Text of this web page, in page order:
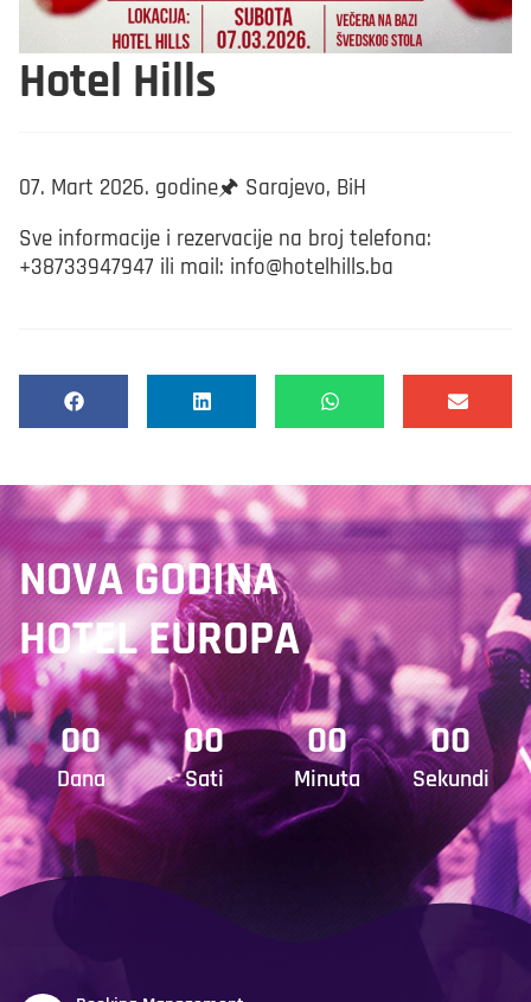
Hotel Hills
07. Mart 2026. godine🖈 Sarajevo, BiH
Sve informacije i rezervacije na broj telefona:
+38733947947 ili mail: info@hotelhills.ba
NOVA GODINA
HOTEL EUROPA
00
Dana
00
Sati
00
Minuta
00
Sekundi